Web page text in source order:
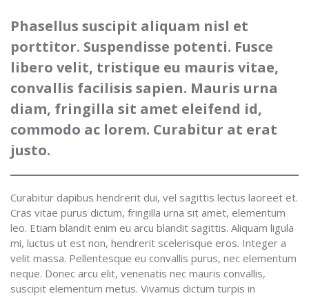
Phasellus suscipit aliquam nisl et
porttitor. Suspendisse potenti. Fusce
libero velit, tristique eu mauris vitae,
convallis facilisis sapien. Mauris urna
diam, fringilla sit amet eleifend id,
commodo ac lorem. Curabitur at erat
justo.
Curabitur dapibus hendrerit dui, vel sagittis lectus laoreet et.
Cras vitae purus dictum, fringilla urna sit amet, elementum
leo. Etiam blandit enim eu arcu blandit sagittis. Aliquam ligula
mi, luctus ut est non, hendrerit scelerisque eros. Integer a
velit massa. Pellentesque eu convallis purus, nec elementum
neque. Donec arcu elit, venenatis nec mauris convallis,
suscipit elementum metus. Vivamus dictum turpis in